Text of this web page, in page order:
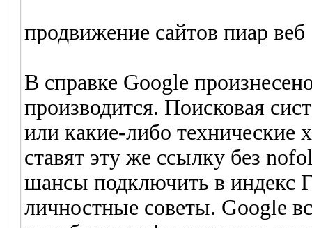
продвижение сайтов пиар веб
В справке Google
производится. Поисковая
или какие-либо технические
ставят эту же ссылку без
шансы подключить в индекс
личностные советы. Google